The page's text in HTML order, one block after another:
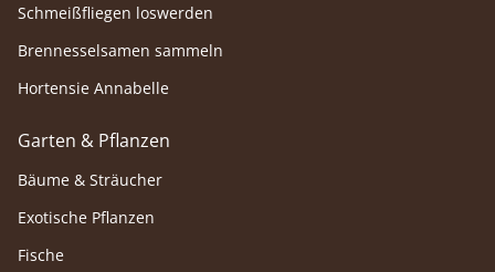
Schmeißfliegen loswerden
Brennesselsamen sammeln
Hortensie Annabelle
Garten & Pflanzen
Bäume & Sträucher
Exotische Pflanzen
Fische